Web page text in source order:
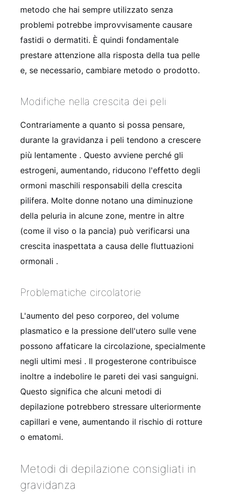
metodo che hai sempre utilizzato senza
problemi potrebbe improvvisamente causare
fastidi o dermatiti. È quindi fondamentale
prestare attenzione alla risposta della tua pelle
e, se necessario, cambiare metodo o prodotto.
Modifiche nella crescita dei peli
Contrariamente a quanto si possa pensare,
durante la gravidanza i peli tendono a crescere
più lentamente . Questo avviene perché gli
estrogeni, aumentando, riducono l'effetto degli
ormoni maschili responsabili della crescita
pilifera. Molte donne notano una diminuzione
della peluria in alcune zone, mentre in altre
(come il viso o la pancia) può verificarsi una
crescita inaspettata a causa delle fluttuazioni
ormonali .
Problematiche circolatorie
L'aumento del peso corporeo, del volume
plasmatico e la pressione dell'utero sulle vene
possono affaticare la circolazione, specialmente
negli ultimi mesi . Il progesterone contribuisce
inoltre a indebolire le pareti dei vasi sanguigni.
Questo significa che alcuni metodi di
depilazione potrebbero stressare ulteriormente
capillari e vene, aumentando il rischio di rotture
o ematomi.
Metodi di depilazione consigliati in
gravidanza